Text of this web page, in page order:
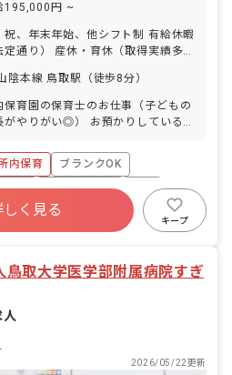
195,000円 ~
祝、年末年始、他シフト制 有給休暇
定通り） 産休・育休（取得実績多
陰本線 鳥取駅（徒歩8分）
保育園の保育士のお仕事（子どもの
がやりがい◎） お預かりしている子
・睡眠・排泄・清潔・衣類の着脱等
団生活を通じた社会性の装着 ・行事
画・実行、お知らせの作成
内保育
ブランクOK
あり
社会保険完備
有給
退職金制度
昇給昇進あり
しく見る
キープ
鳥取大学医学部附属病院すぎ
人
2026/05/22更新